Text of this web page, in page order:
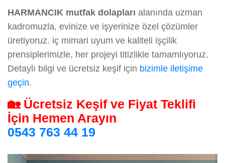
HARMANCIK mutfak dolapları alanında uzman
kadromuzla, evinize ve işyerinize özel çözümler
üretiyoruz. iç mimari uyum ve kaliteli işçilik
prensiplerimizle, her projeyi titizlikle tamamlıyoruz.
Detaylı bilgi ve ücretsiz keşif için bizimle iletişime
geçin.
🏡 Ücretsiz Keşif ve Fiyat Teklifi
İçin Hemen Arayın
0543 763 44 19